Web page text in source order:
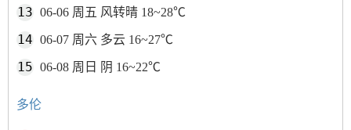
06-06 周五 风转晴 18~28℃
06-07 周六 多云 16~27℃
06-08 周日 阴 16~22℃
多伦